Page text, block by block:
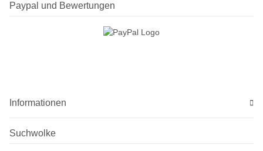
Paypal und Bewertungen
Informationen
Suchwolke